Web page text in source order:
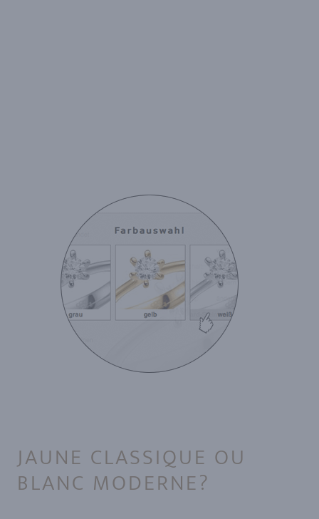
JAUNE CLASSIQUE OU
BLANC MODERNE?